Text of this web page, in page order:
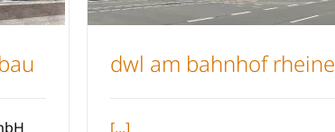
dwl am bahnhof rheine
[...]